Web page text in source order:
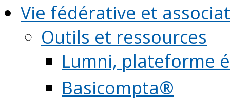
Vie fédérative et
Outils et ressources
Lumni, plateforme
Basicompta®